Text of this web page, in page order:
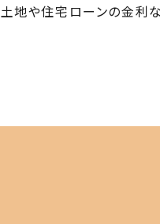
土地や住宅ローンの金利